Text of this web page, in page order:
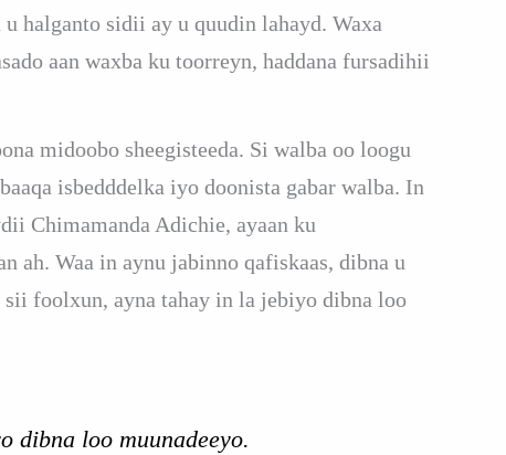
halganto sidii ay u quudin lahayd. Waxa
aan waxba ku toorreyn, haddana fursadihii
midoobo sheegisteeda. Si walba oo loogu
isbedddelka iyo doonista gabar walba. In
Chimamanda Adichie, ayaan ku
ah. Waa in aynu jabinno qafiskaas, dibna u
sii foolxun, ayna tahay in la jebiyo dibna loo
dibna loo muunadeeyo.